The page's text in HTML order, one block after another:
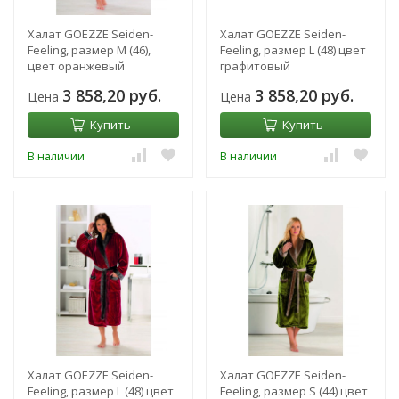
Халат GOEZZE Seiden-
Feeling, размер M (46),
цвет оранжевый
Цена 3 858,20 руб.
Купить
В наличии
Халат GOEZZE Seiden-
Feeling, размер L (48) цвет
графитовый
Цена 3 858,20 руб.
Купить
В наличии
Халат GOEZZE Seiden-
Feeling, размер L (48) цвет
Халат GOEZZE Seiden-
Feeling, размер S (44) цвет